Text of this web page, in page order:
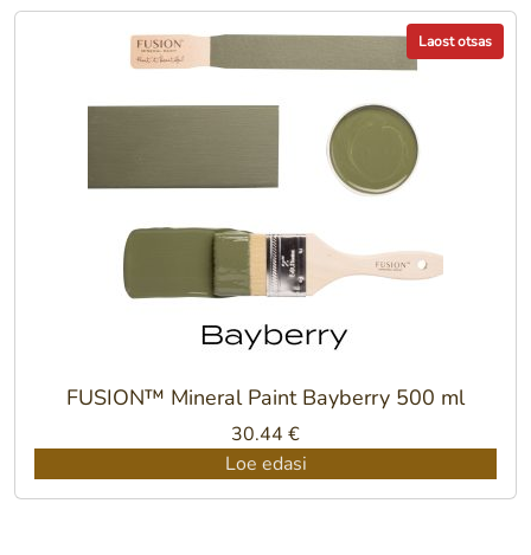
Laost otsas
FUSION™ Mineral Paint Bayberry 500 ml
30.44 €
Loe edasi